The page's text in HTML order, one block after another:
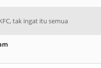
tak ingat itu semua